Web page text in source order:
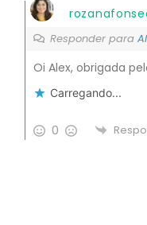
Responder para
Oi Alex, obrigada
Carregando...
0